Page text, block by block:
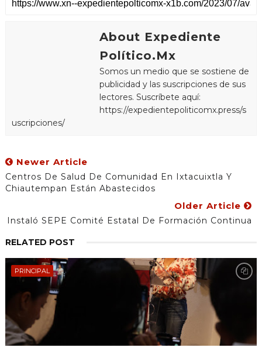
About Expediente
Político.Mx
Somos un medio que se sostiene de
publicidad y las suscripciones de sus
lectores. Suscríbete aquí:
https://expedientepoliticomx.press/s
uscripciones/
Newer Article
Centros De Salud De Comunidad En Ixtacuixtla Y
Chiautempan Están Abastecidos
Older Article
Instaló SEPE Comité Estatal De Formación Continua
RELATED POST
PRINCIPAL